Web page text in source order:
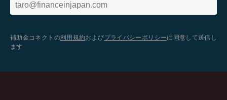
補助金コネクトの利用規約およびプライバシーポリシーに同意して送信し
ます